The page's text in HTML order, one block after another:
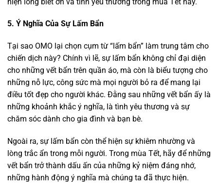
5. Ý Nghĩa Của Sự Lấm Bẩn
Tại sao OMO lại chọn cụm từ “lấm bẩn” làm trung tâm cho
chiến dịch này? Chính vì lẽ, sự lấm bẩn không chỉ đại diện
cho những vết bẩn trên quần áo, mà còn là biểu tượng cho
những nỗ lực, công sức mà mọi người bỏ ra để mang lại
điều tốt đẹp cho người khác. Đằng sau những vết bẩn ấy là
những khoảnh khắc ý nghĩa, là tình yêu thương và sự
chăm sóc dành cho gia đình và bạn bè.
Ngoài ra, sự lấm bẩn còn thể hiện sự khiêm nhường và
lòng trắc ẩn trong mỗi người. Trong mùa Tết, hãy để những
vết bẩn trở thành dấu ấn của những kỷ niệm đáng nhớ,
những hành động ý nghĩa mà chúng ta đã thực hiện.